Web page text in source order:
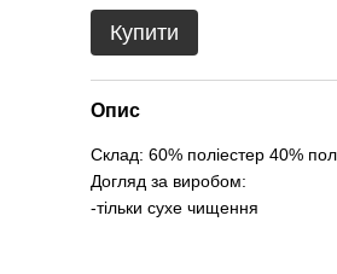
Купити
Опис
Склад: 60% поліестер 40%
Догляд за виробом:
-тільки сухе чищення